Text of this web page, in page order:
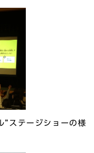
ステージショーの様